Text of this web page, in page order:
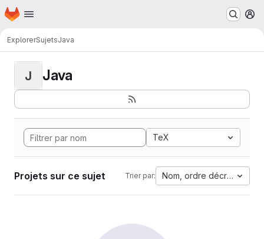
Passer au contenu principal
Page d'accueil
ExplorerSujetsJava
J Java
TeX
Projets sur ce sujet Trier par: Nom, ordre décroissant